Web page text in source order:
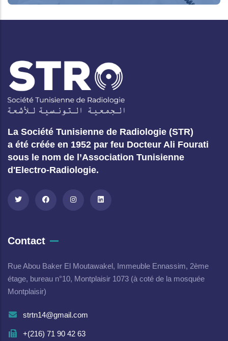
La Société Tunisienne de Radiologie (STR)
a été créée en 1952 par feu Docteur Ali Fourati
sous le nom de l’Association Tunisienne
d'Electro-Radiologie.
Contact
Rue Abou Baker El Moutawakel, Immeuble Ennassim, 2ème
étage, bureau n°10, Montplaisir 1073 (à coté de la mosquée
Montplaisir)
strtn14@gmail.com
+(216) 71 90 42 63